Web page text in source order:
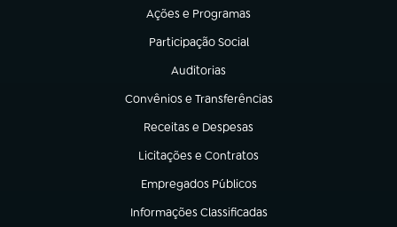
Ações e Programas
(abre em nova aba)
Participação Social
(abre em nova aba)
Auditorias
(abre em nova aba)
Convênios e Transferências
(abre em nova aba)
Receitas e Despesas
(abre em nova aba)
Licitações e Contratos
(abre em nova aba)
Empregados Públicos
(abre em nova aba)
Informações Classificadas
(abre em nova aba)